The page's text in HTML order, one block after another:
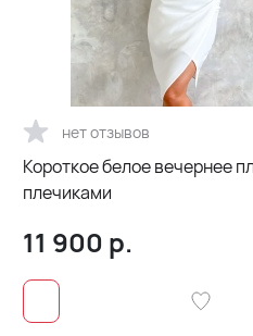
нет отзывов
Короткое белое вечернее
плечиками
11 900 р.